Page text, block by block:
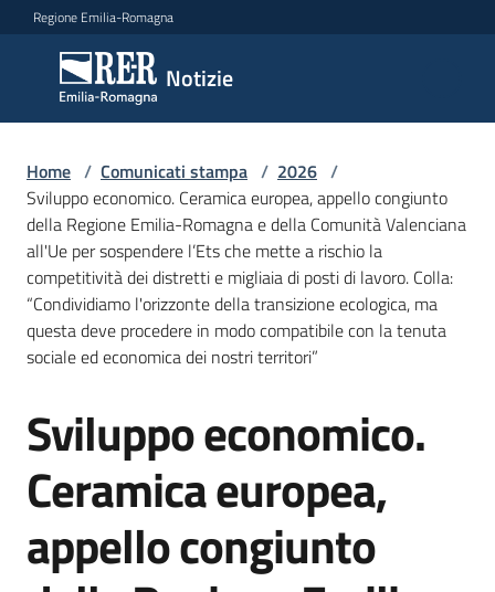
Vai al contenuto
Vai alla navigazione
Vai al footer
Regione Emilia-Romagna
Notizie
Notizie
Comunicati
stampa
Menu selezionato
Cerca
un
comunicato
Risorse
Agenzia
di
informazione
Home / Comunicati stampa / 2026 /
Sviluppo economico. Ceramica europea, appello congiunto
della Regione Emilia-Romagna e della Comunità Valenciana
all'Ue per sospendere l’Ets che mette a rischio la
competitività dei distretti e migliaia di posti di lavoro. Colla:
“Condividiamo l'orizzonte della transizione ecologica, ma
questa deve procedere in modo compatibile con la tenuta
sociale ed economica dei nostri territori”
Salta al contenuto
Sviluppo economico.
Ceramica europea,
appello congiunto